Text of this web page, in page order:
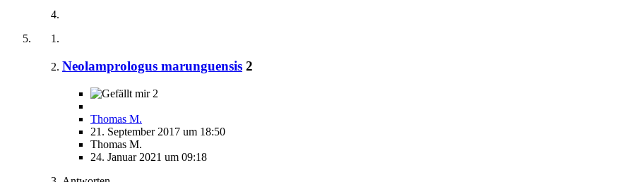
Neolamprologus marunguensis 2
2
Thomas M.
21. September 2017 um 18:50
Thomas M.
24. Januar 2021 um 09:18